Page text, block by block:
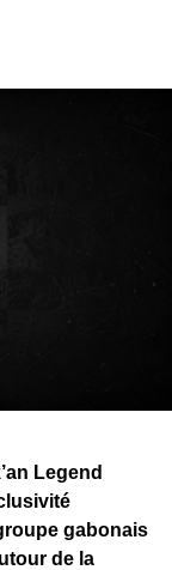
Legend
gabonais
de la